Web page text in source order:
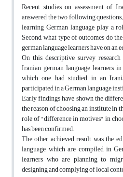
Recent studies on assessment of
answered the two following
learning German language play a
Second, what type of outcomes do
german language learners have on an
On this descriptive survey
Iranian german language learners
which one had studied in an
participated in a German language
Early findings have shown the
the reason of choosing an institute in
role of "difference in motives" in
has been confirmed.
The other achieved result was the
language, which are compiled in
learners who are planning to
designing and complying of local